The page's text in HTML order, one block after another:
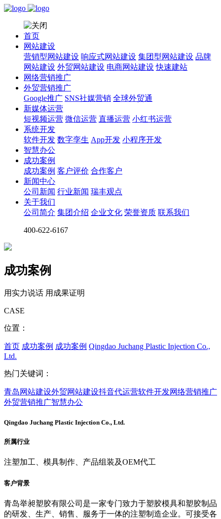
首页
网站建设
营销型网站建设 响应式网站建设 集团型网站建设 品牌
网站建设 外贸网站建设 电商网站建设 快速建站
网络营销推广
外贸营销推广
Google推广 SNS社媒营销 全球外贸通
新媒体运营
短视频运营 微信运营 直播运营 小红书运营
系统开发
软件开发 数字孪生 App开发 小程序开发
智慧办公
成功案例
成功案例 客户评价 合作客户
新闻中心
公司新闻 行业新闻 瑞丰观点
关于我们
公司简介 集团介绍 企业文化 荣誉资质 联系我们
400-622-6167
成功案例
用实力说话 用成果证明
CASE
位置：
首页 成功案例 成功案例 Qingdao Juchang Plastic Injection Co.,
Ltd.
热门关键词：
青岛网站建设外贸网站建设抖音代运营软件开发网络营销推广
外贸营销推广智慧办公
Qingdao Juchang Plastic Injection Co., Ltd.
所属行业
注塑加工、模具制作、产品组装及OEM代工
客户背景
青岛举昶塑胶有限公司是一家专门致力于塑胶模具和塑胶制品
的研发、生产、销售、服务于一体的注塑制造企业。可接受各